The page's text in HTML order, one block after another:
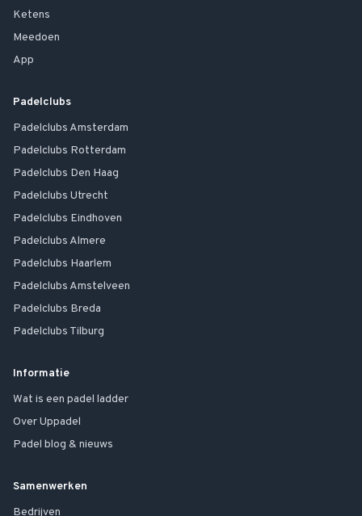
Ketens
Meedoen
App
Padelclubs
Padelclubs Amsterdam
Padelclubs Rotterdam
Padelclubs Den Haag
Padelclubs Utrecht
Padelclubs Eindhoven
Padelclubs Almere
Padelclubs Haarlem
Padelclubs Amstelveen
Padelclubs Breda
Padelclubs Tilburg
Informatie
Wat is een padel ladder
Over Uppadel
Padel blog & nieuws
Samenwerken
Bedrijven